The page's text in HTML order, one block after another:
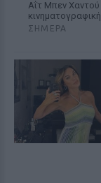
Αΐτ Μπεν Χαντού
ΣΉΜΕΡΑ